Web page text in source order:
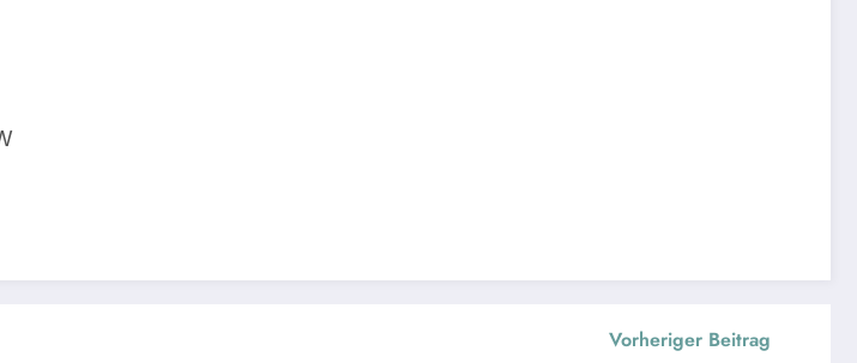
Vorheriger Beitrag